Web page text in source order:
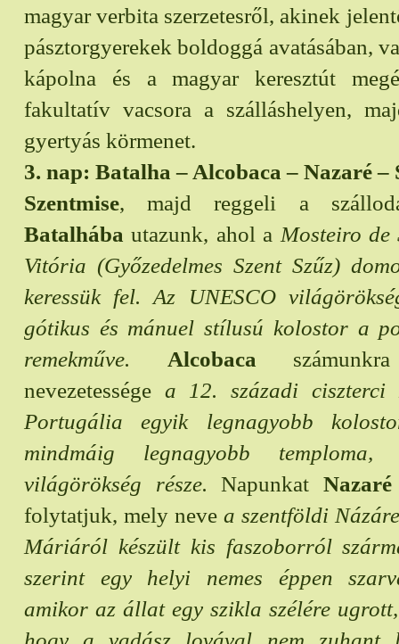
magyar verbita szerzetesről, akinek
pásztorgyerekek boldoggá avatásában,
kápolna és a magyar keresztút
fakultatív vacsora a szálláshelyen,
gyertyás körmenet.
3. nap: Batalha – Alcobaca – Nazaré –
Szentmise, majd reggeli a
Batalhába utazunk, ahol a Mosteiro
Vitória (Győzedelmes Szent Szűz)
keressük fel. Az UNESCO
gótikus és mánuel stílusú kolostor a
remekműve.
Alcobaca
nevezetessége a 12. századi ciszterci
Portugália egyik legnagyobb
mindmáig legnagyobb
világörökség része. Napunkat Nazaré
folytatjuk, mely neve a szentföldi
Máriáról készült kis faszoborról
szerint egy helyi nemes éppen
amikor az állat egy szikla szélére